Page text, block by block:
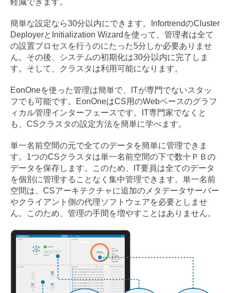
軽減できます。
簡単な設定なら30分以内にできます。InfortrendのCluster
DeployerとInitialization Wizardを使って、管理者は全て
の設置プロセスを行うのにたった5分しか必要ありませ
ん。その後、システムの初期化は30分以内に完了しま
す。そして、クラスタは利用可能になります。
EonOneを使った管理は簡単で、ITが専門でないスタッ
フでも可能です。EonOneはCS用のWebベースのグラフ
ィカル管理インターフェースです。IT専門家でなくと
も、CSクラスタの設定方法を簡単に学べます。
単一名前空間の元で全てのデータを簡単に管理できま
す。1つのCSクラスタは単一名前空間の下で数十ＰＢの
データを保存します。このため、IT要員は全てのデータ
を個別に管理することなく集中管理できます。単一名前
空間は、CSアーキテクチャに追加のメタデータサーバー
やクライアント側の代理ソフトウェアを必要としませ
ん。このため、管理の手間を増やすことはありません。